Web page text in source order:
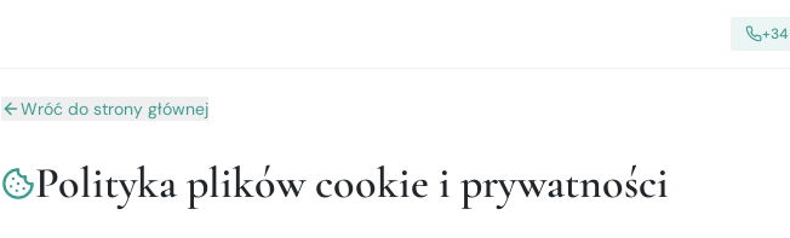
Wróć do strony głównej
Polityka plików cookie i prywatności